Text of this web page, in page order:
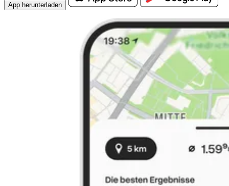
App herunterladen